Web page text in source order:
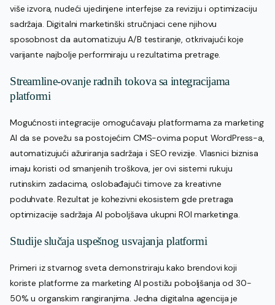
više izvora, nudeći ujedinjene interfejse za reviziju i optimizaciju
sadržaja. Digitalni marketinški stručnjaci cene njihovu
sposobnost da automatizuju A/B testiranje, otkrivajući koje
varijante najbolje performiraju u rezultatima pretrage.
Streamline-ovanje radnih tokova sa integracijama
platformi
Mogućnosti integracije omogućavaju platformama za marketing
AI da se povežu sa postojećim CMS-ovima poput WordPress-a,
automatizujući ažuriranja sadržaja i SEO revizije. Vlasnici biznisa
imaju koristi od smanjenih troškova, jer ovi sistemi rukuju
rutinskim zadacima, oslobađajući timove za kreativne
poduhvate. Rezultat je kohezivni ekosistem gde pretraga
optimizacije sadržaja AI poboljšava ukupni ROI marketinga.
Studije slučaja uspešnog usvajanja platformi
Primeri iz stvarnog sveta demonstriraju kako brendovi koji
koriste platforme za marketing AI postižu poboljšanja od 30-
50% u organskim rangiranjima. Jedna digitalna agencija je